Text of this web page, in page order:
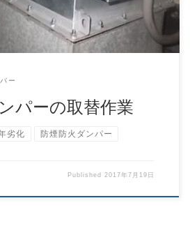
ー
パーの取替作業
劣化 防煙防火ダンパー
Published 2017年7月19日